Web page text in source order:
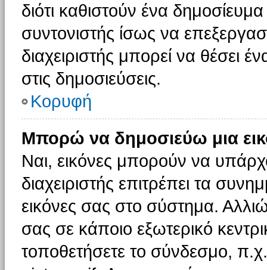
διότι καθιστούν ένα
συντονιστής ίσως να
διαχειριστής μπορεί να θέσει
στις δημοσιεύσεις.
Κορυφή
Μπορώ να δημοσιεύω μια
Ναι, εικόνες μπορούν να
διαχειριστής επιτρέπει τα
εικόνες σας στο σύστημα.
σας σε κάποιο εξωτερικό
τοποθετήσετε το σύνδεσμο,